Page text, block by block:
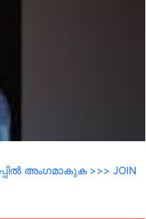
അംഗമാകുക >>> JOIN